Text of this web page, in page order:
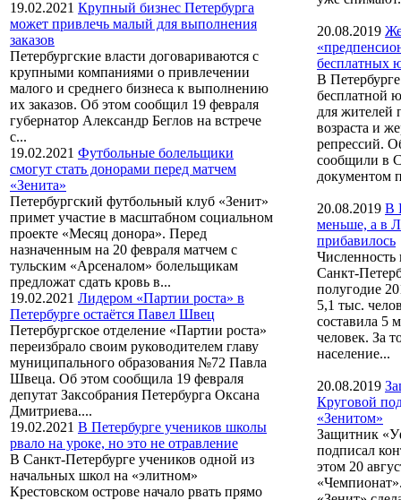
19.02.2021 Крупный бизнес Петербурга
может привлечь малый для выполнения
заказов
Петербургские власти договариваются с
крупными компаниями о привлечении
малого и среднего бизнеса к выполнению
их заказов. Об этом сообщил 19 февраля
губернатор Александр Беглов на встрече
с...
19.02.2021 Футбольные болельщики
смогут стать донорами перед матчем
«Зенита»
Петербургский футбольный клуб «Зенит»
примет участие в масштабном социальном
проекте «Месяц донора». Перед
назначенным на 20 февраля матчем с
тульским «Арсеналом» болельщикам
предложат сдать кровь в...
19.02.2021 Лидером «Партии роста» в
Петербурге остаётся Павел Швец
Петербургское отделение «Партии роста»
переизбрало своим руководителем главу
муниципального образования №72 Павла
Швеца. Об этом сообщила 19 февраля
депутат Заксобрания Петербурга Оксана
Дмитриева....
19.02.2021 В Петербурге учеников школы
рвало на уроке, но это не отравление
В Санкт-Петербурге учеников одной из
начальных школ на «элитном»
Крестовском острове начало рвать прямо
20.08.2019
бесплатных
В
бесплатной
для жителей
возраста и
репрессий.
сообщили в
документом
20.08.2019 В
меньше, а в
прибавилось
Численность
Санкт-
полугодие
5,1 тыс.
составила 5
человек. За
население...
20.08.2019
Круговой
«Зенитом»
Защитник
подписал
этом 20